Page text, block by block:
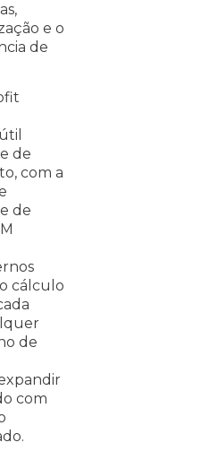
e o
de
de
com a
de
cálculo
de
com